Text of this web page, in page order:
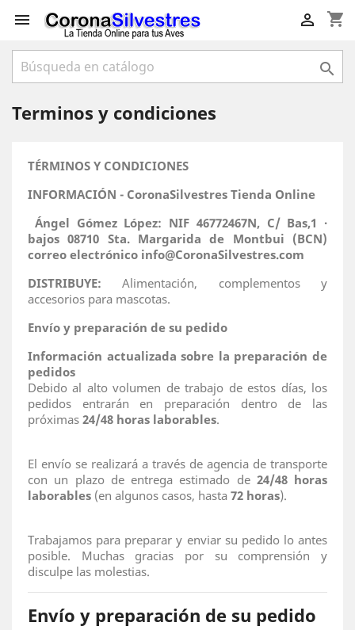
 shopping_cart


Terminos y condiciones
TÉRMINOS Y CONDICIONES
INFORMACIÓN - CoronaSilvestres Tienda Online
Ángel Gómez López: NIF 46772467N, C/ Bas,1 ·
bajos 08710 Sta. Margarida de Montbui (BCN)
correo electrónico info@CoronaSilvestres.com
DISTRIBUYE: Alimentación, complementos y
accesorios para mascotas.
Envío y preparación de su pedido
Información actualizada sobre la preparación de
pedidos
Debido al alto volumen de trabajo de estos días, los
pedidos entrarán en preparación dentro de las
próximas 24/48 horas laborables.
El envío se realizará a través de agencia de transporte
con un plazo de entrega estimado de 24/48 horas
laborables (en algunos casos, hasta 72 horas).
Trabajamos para preparar y enviar su pedido lo antes
posible. Muchas gracias por su comprensión y
disculpe las molestias.
Envío y preparación de su pedido